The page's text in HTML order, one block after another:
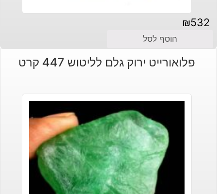
₪532
הוסף לסל
פלואורייט ירוק גלם לליטוש 447 קרט